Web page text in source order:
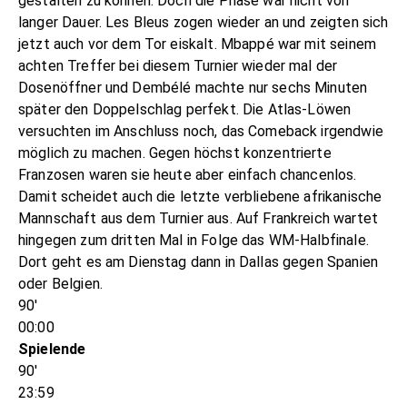
langer Dauer. Les Bleus zogen wieder an und zeigten sich
jetzt auch vor dem Tor eiskalt. Mbappé war mit seinem
achten Treffer bei diesem Turnier wieder mal der
Dosenöffner und Dembélé machte nur sechs Minuten
später den Doppelschlag perfekt. Die Atlas-Löwen
versuchten im Anschluss noch, das Comeback irgendwie
möglich zu machen. Gegen höchst konzentrierte
Franzosen waren sie heute aber einfach chancenlos.
Damit scheidet auch die letzte verbliebene afrikanische
Mannschaft aus dem Turnier aus. Auf Frankreich wartet
hingegen zum dritten Mal in Folge das WM-Halbfinale.
Dort geht es am Dienstag dann in Dallas gegen Spanien
oder Belgien.
90'
00:00
Spielende
90'
23:59